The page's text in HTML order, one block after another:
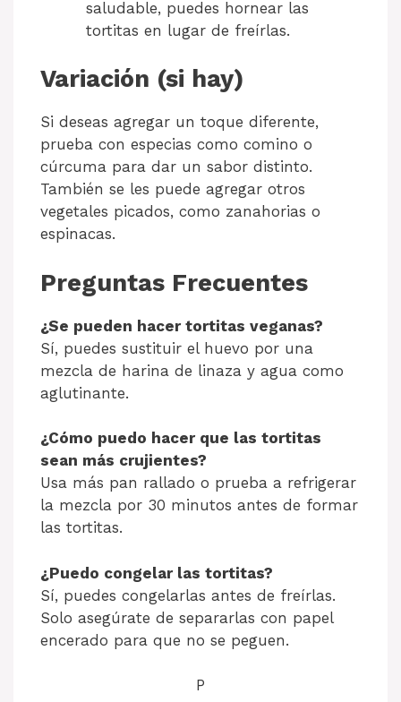
saludable, puedes hornear las
tortitas en lugar de freírlas.
Variación (si hay)
Si deseas agregar un toque diferente,
prueba con especias como comino o
cúrcuma para dar un sabor distinto.
También se les puede agregar otros
vegetales picados, como zanahorias o
espinacas.
Preguntas Frecuentes
¿Se pueden hacer tortitas veganas?
Sí, puedes sustituir el huevo por una
mezcla de harina de linaza y agua como
aglutinante.
¿Cómo puedo hacer que las tortitas
sean más crujientes?
Usa más pan rallado o prueba a refrigerar
la mezcla por 30 minutos antes de formar
las tortitas.
¿Puedo congelar las tortitas?
Sí, puedes congelarlas antes de freírlas.
Solo asegúrate de separarlas con papel
encerado para que no se peguen.
P